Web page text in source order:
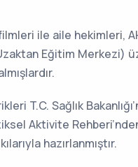
ile aile hekimleri,
Eğitim Merkezi)
T.C. Sağlık
Aktivite
hazırlanmıştır.